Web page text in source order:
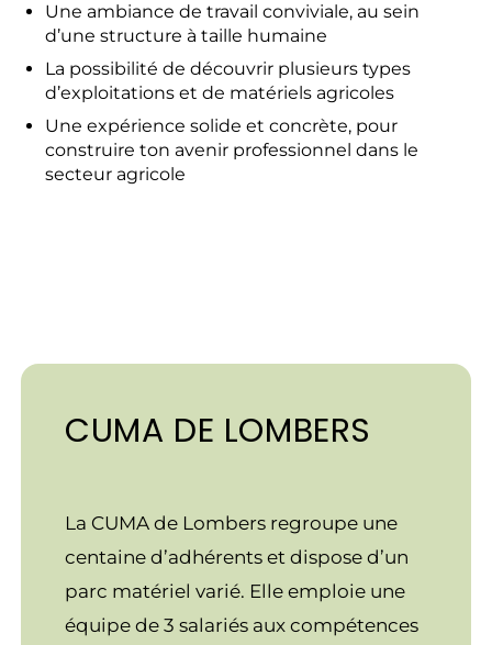
Une ambiance de travail conviviale, au sein
d’une structure à taille humaine
La possibilité de découvrir plusieurs types
d’exploitations et de matériels agricoles
Une expérience solide et concrète, pour
construire ton avenir professionnel dans le
secteur agricole
CUMA DE LOMBERS
La CUMA de Lombers regroupe une
centaine d’adhérents et dispose d’un
parc matériel varié. Elle emploie une
équipe de 3 salariés aux compétences